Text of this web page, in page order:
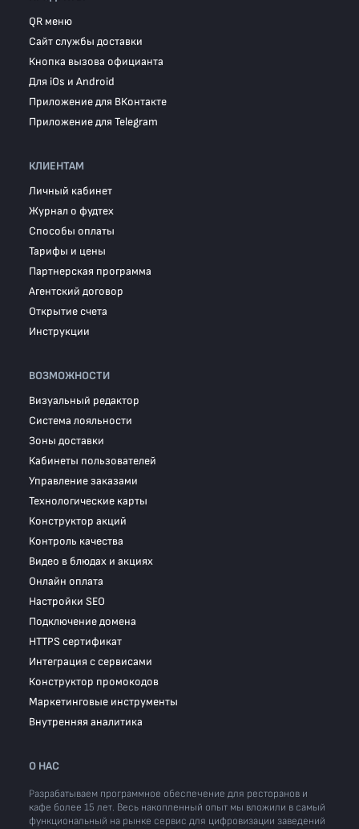
QR меню
Сайт службы доставки
Кнопка вызова официанта
Для iOs и Android
Приложение для ВКонтакте
Приложение для Telegram
КЛИЕНТАМ
Личный кабинет
Журнал о фудтех
Способы оплаты
Тарифы и цены
Партнерская программа
Агентский договор
Открытие счета
Инструкции
ВОЗМОЖНОСТИ
Визуальный редактор
Система лояльности
Зоны доставки
Кабинеты пользователей
Управление заказами
Технологические карты
Конструктор акций
Контроль качества
Видео в блюдах и акциях
Онлайн оплата
Настройки SEO
Подключение домена
HTTPS сертификат
Интеграция с сервисами
Конструктор промокодов
Маркетинговые инструменты
Внутренняя аналитика
О НАС
Разрабатываем программное обеспечение для ресторанов и
кафе более 15 лет. Весь накопленный опыт мы вложили в самый
функциональный на рынке сервис для цифровизации заведений